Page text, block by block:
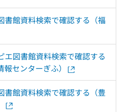
書館資料検索で確認する（福
エ図書館資料検索で確認する
報センターぎふ）
書館資料検索で確認する（豊